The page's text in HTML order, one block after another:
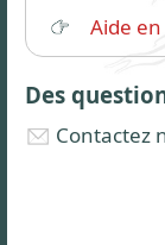
Aide
Des
Contactez